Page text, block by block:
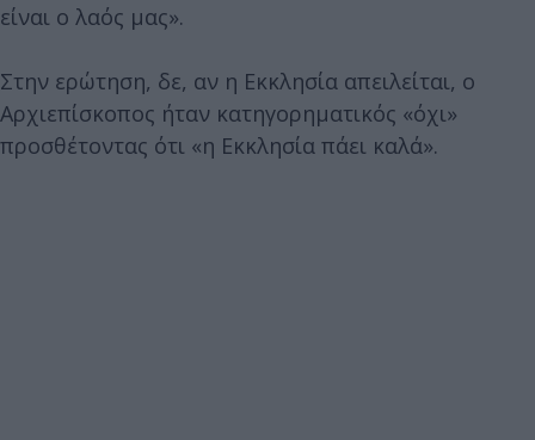
είναι ο λαός μας».
Στην ερώτηση, δε, αν η Εκκλησία απειλείται, ο
Αρχιεπίσκοπος ήταν κατηγορηματικός «όχι»
προσθέτοντας ότι «η Εκκλησία πάει καλά».